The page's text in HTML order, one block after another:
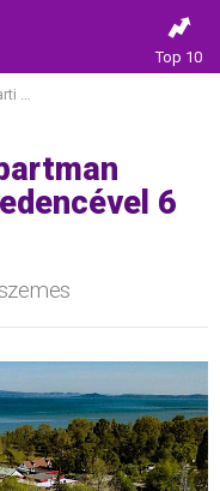
Top 10
részére
6